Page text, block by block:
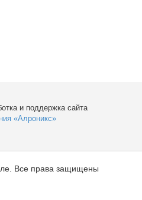
и поддержка сайта
«Алроникс»
Все права защищены